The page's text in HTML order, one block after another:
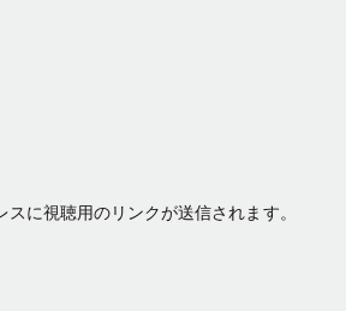
に視聴用のリンクが送信されます。